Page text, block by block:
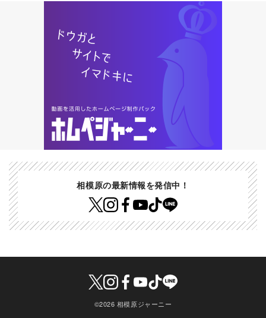
相模原の最新情報を発信中！
©2026 相模原ジャーニー